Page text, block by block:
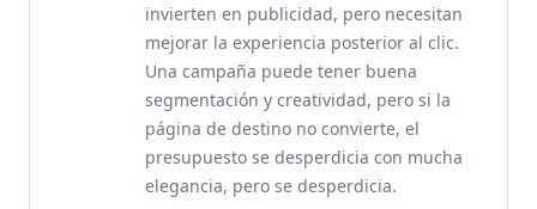
invierten en publicidad, pero necesitan
mejorar la experiencia posterior al clic.
Una campaña puede tener buena
segmentación y creatividad, pero si la
página de destino no convierte, el
presupuesto se desperdicia con mucha
elegancia, pero se desperdicia.